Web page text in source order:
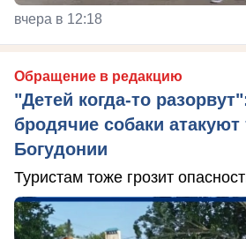
вчера в 12:18
Обращение в редакцию
"Детей когда-то
бродячие собаки атакуют
Богудонии
Туристам тоже грозит